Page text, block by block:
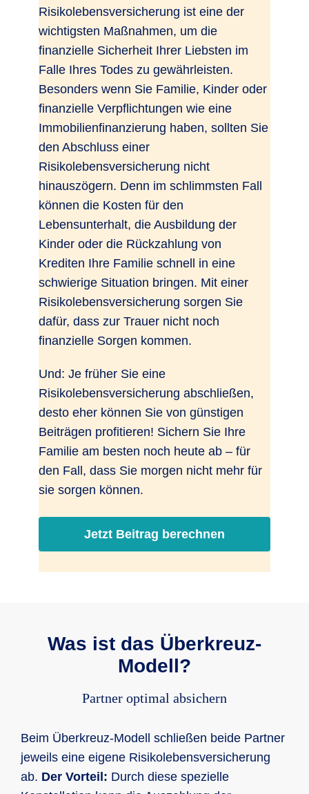
Risikolebensversicherung ist eine der
wichtigsten Maßnahmen, um die
finanzielle Sicherheit Ihrer Liebsten im
Falle Ihres Todes zu gewährleisten.
Besonders wenn Sie Familie, Kinder oder
finanzielle Verpflichtungen wie eine
Immobilienfinanzierung haben, sollten Sie
den Abschluss einer
Risikolebensversicherung nicht
hinauszögern. Denn im schlimmsten Fall
können die Kosten für den
Lebensunterhalt, die Ausbildung der
Kinder oder die Rückzahlung von
Krediten Ihre Familie schnell in eine
schwierige Situation bringen. Mit einer
Risikolebensversicherung sorgen Sie
dafür, dass zur Trauer nicht noch
finanzielle Sorgen kommen.
Und: Je früher Sie eine
Risikolebensversicherung abschließen,
desto eher können Sie von günstigen
Beiträgen profitieren! Sichern Sie Ihre
Familie am besten noch heute ab – für
den Fall, dass Sie morgen nicht mehr für
sie sorgen können.
Jetzt Beitrag berechnen
Was ist das Überkreuz-
Modell?
Partner optimal absichern
Beim Überkreuz-Modell schließen beide Partner
jeweils eine eigene Risikolebensversicherung
ab. Der Vorteil: Durch diese spezielle